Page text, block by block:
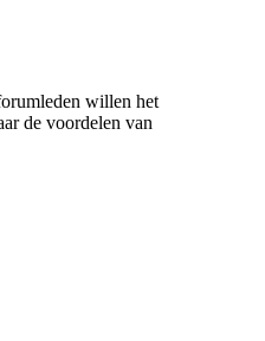
willen het
de voordelen van